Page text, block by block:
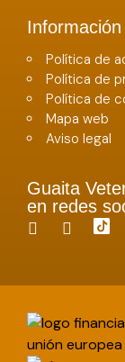
Información
Política de
Política de
Política de
Mapa web
Aviso legal
Guaita
en redes